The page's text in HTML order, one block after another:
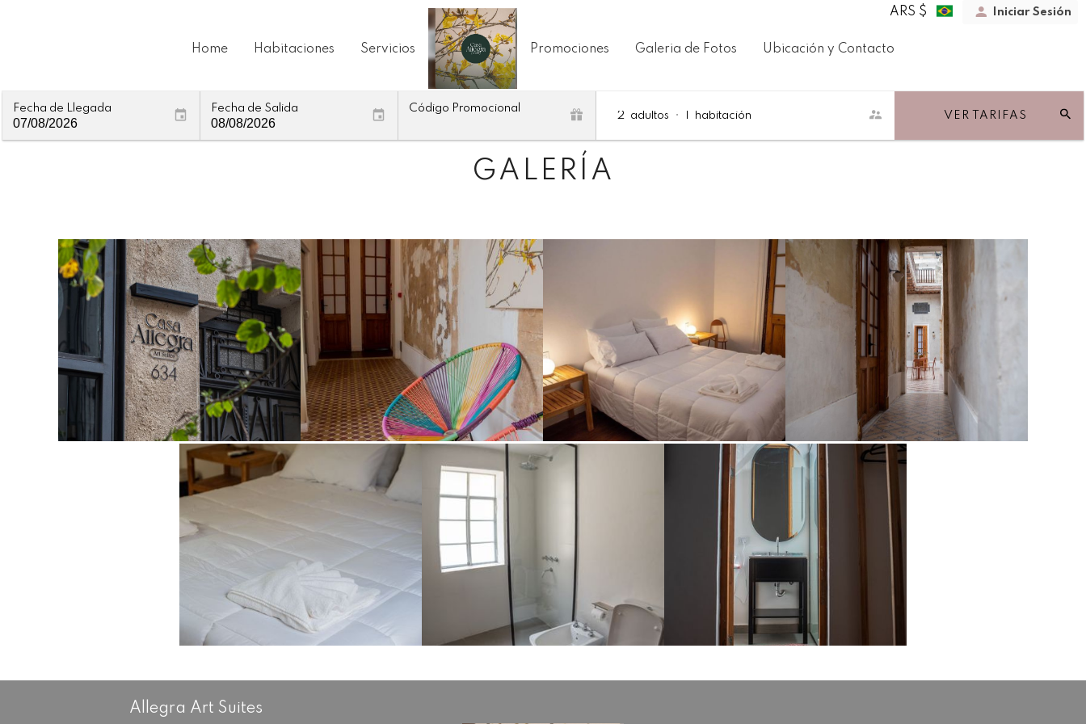
ARS $ Iniciar Sesión
Home Habitaciones Servicios Promociones Galeria de Fotos Ubicación y Contacto
Fecha de Llegada Fecha de Salida Código Promocional
2 adultos • habitación VER TARIFAS
GALERÍA
Allegra Art Suites